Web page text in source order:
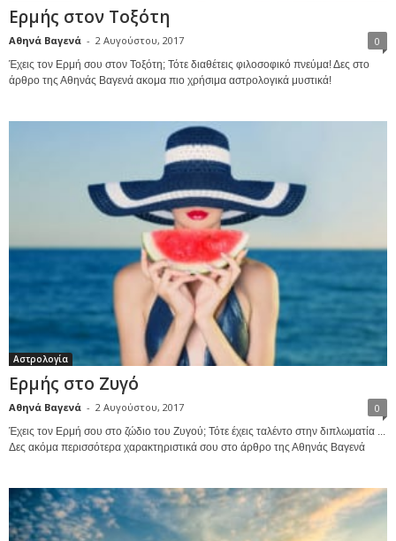
Ερμής στον Τοξότη
Αθηνά Βαγενά - 2 Αυγούστου, 2017 0
Έχεις τον Ερμή σου στον Τοξότη; Τότε διαθέτεις φιλοσοφικό πνεύμα! Δες στο
άρθρο της Αθηνάς Βαγενά ακομα πιο χρήσιμα αστρολογικά μυστικά!
Αστρολογία
Ερμής στο Ζυγό
Αθηνά Βαγενά - 2 Αυγούστου, 2017 0
Έχεις τον Ερμή σου στο ζώδιο του Ζυγού; Τότε έχεις ταλέντο στην διπλωματία ...
Δες ακόμα περισσότερα χαρακτηριστικά σου στο άρθρο της Αθηνάς Βαγενά